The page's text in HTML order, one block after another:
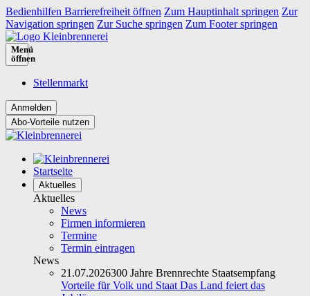
Bedienhilfen Barrierefreiheit öffnen Zum Hauptinhalt springen Zur
Navigation springen Zur Suche springen Zum Footer springen
Menü
öffnen
Stellenmarkt
Abo-Vorteile nutzen
Startseite
Aktuelles
Aktuelles
News
Firmen informieren
Termine
Termin eintragen
News
21.07.2026300 Jahre Brennrechte Staatsempfang
Vorteile für Volk und Staat Das Land feiert das